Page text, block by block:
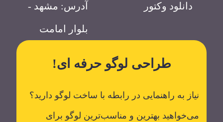
دانلود وکتور آدرس: مشهد -
بلوار امامت
طراحی لوگو حرفه ای!
نیاز به راهنمایی در رابطه با ساخت لوگو دارید؟
می‌خواهید بهترین و مناسب‌ترین لوگو برای